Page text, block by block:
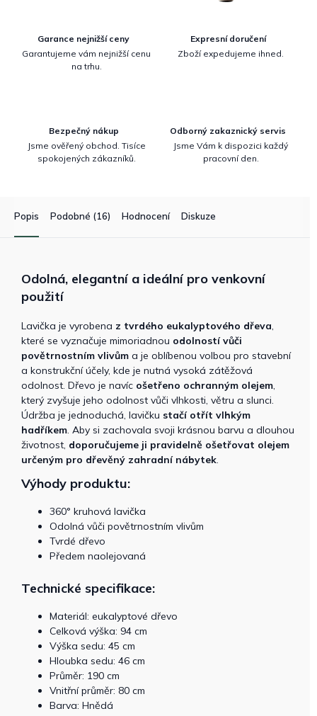
Garance nejnižší ceny
Garantujeme vám nejnižší cenu
na trhu.
Expresní doručení
Zboží expedujeme ihned.
Bezpečný nákup
Jsme ověřený obchod. Tisíce
spokojených zákazníků.
Odborný zakaznický servis
Jsme Vám k dispozici každý
pracovní den.
Popis Podobné (16) Hodnocení Diskuze
Odolná, elegantní a ideální pro venkovní
použití
Lavička je vyrobena z tvrdého eukalyptového dřeva,
které se vyznačuje mimoriadnou odolností vůči
povětrnostním vlivům a je oblíbenou volbou pro stavební
a konstrukční účely, kde je nutná vysoká zátěžová
odolnost. Dřevo je navíc ošetřeno ochranným olejem,
který zvyšuje jeho odolnost vůči vlhkosti, větru a slunci.
Údržba je jednoduchá, lavičku stačí otřít vlhkým
hadříkem. Aby si zachovala svoji krásnou barvu a dlouhou
životnost, doporučujeme ji pravidelně ošetřovat olejem
určeným pro dřevěný zahradní nábytek.
Výhody produktu:
360° kruhová lavička
Odolná vůči povětrnostním vlivům
Tvrdé dřevo
Předem naolejovaná
Technické specifikace:
Materiál: eukalyptové dřevo
Celková výška: 94 cm
Výška sedu: 45 cm
Hloubka sedu: 46 cm
Průměr: 190 cm
Vnitřní průměr: 80 cm
Barva: Hnědá